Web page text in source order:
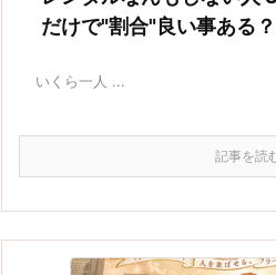
だけで"割合"良い事ある？
いくら一人 ...
記事を読